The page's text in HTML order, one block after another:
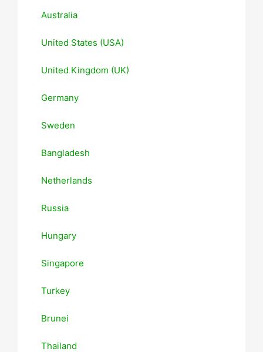
Australia
United States (USA)
United Kingdom (UK)
Germany
Sweden
Bangladesh
Netherlands
Russia
Hungary
Singapore
Turkey
Brunei
Thailand